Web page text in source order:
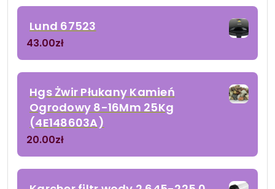
Lund 67523
43.00zł
Hgs Żwir Płukany Kamień
Ogrodowy 8-16Mm 25Kg
(4E148603A)
20.00zł